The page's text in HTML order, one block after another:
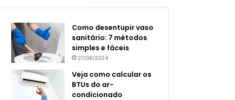
Como desentupir vaso
sanitário: 7 métodos
simples e fáceis
27/06/2024
Veja como calcular os
BTUs do ar-
condicionado